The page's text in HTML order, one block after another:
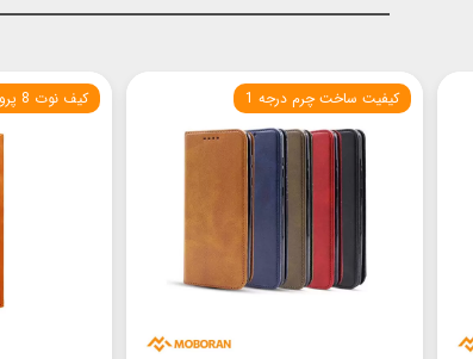
کیف نوت 8 پرو کیفیت ساخت چرم درجه 1